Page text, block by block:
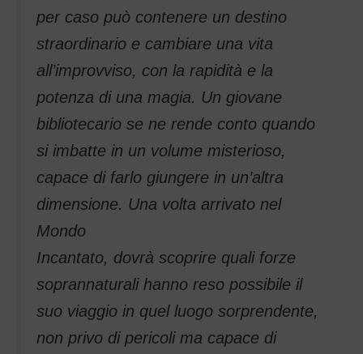
per caso può contenere un destino
straordinario e cambiare una vita
all’improvviso, con la rapidità e la
potenza di una magia. Un giovane
bibliotecario se ne rende conto quando
si imbatte in un volume misterioso,
capace di farlo giungere in un’altra
dimensione. Una volta arrivato nel
Mondo
Incantato, dovrà scoprire quali forze
soprannaturali hanno reso possibile il
suo viaggio in quel luogo sorprendente,
non privo di pericoli ma capace di